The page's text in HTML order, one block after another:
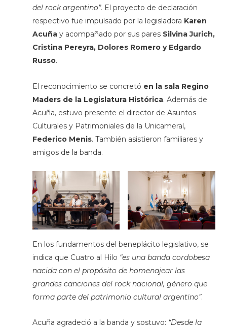
del rock argentino”. El proyecto de declaración
respectivo fue impulsado por la legisladora Karen
Acuña y acompañado por sus paresSilvina Jurich,
Cristina Pereyra, Dolores Romero y Edgardo
Russo.
El reconocimiento se concretó en la sala Regino
Maders de la Legislatura Histórica. Además de
Acuña, estuvo presente el director de Asuntos
Culturales y Patrimoniales de la Unicameral,
Federico Menis. También asistieron familiares y
amigos de la banda.
En los fundamentos del beneplácito legislativo, se
indica que Cuatro al Hilo “es una banda cordobesa
nacida con el propósito de homenajear las
grandes canciones del rock nacional, género que
forma parte del patrimonio cultural argentino”.
Acuña agradeció a la banda y sostuvo: “Desde la